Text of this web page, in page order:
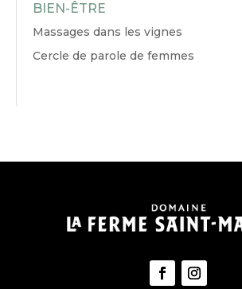
BIEN-ÊTRE
Massages dans les vignes
Cercle de parole de femmes